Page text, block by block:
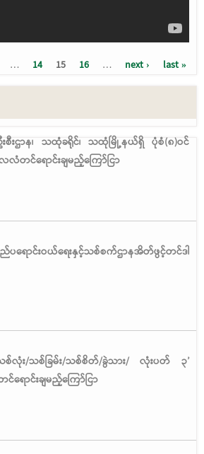
… 14 15 16 … next › last »
စီးဌာန၊ သထုံခရိုင်၊ သထုံမြို့နယ်ရှိ ပုံစံ(၈)ဝင်
ေလံတင်ရောင်းချမည့်ကြော်ငြာ
ပရောင်းဝယ်ရေးနှင့်သစ်စက်ဌာနအိတ်ဖွင့်တင်ဒါ
စ်လုံး/သစ်ခြမ်း/သစ်စိတ်/ခွဲသား/ လုံးပတ် ၃’
ောင်းချမည့်ကြော်ငြာ